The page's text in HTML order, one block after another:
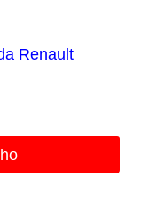
Renault